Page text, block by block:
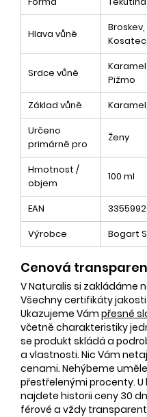
Hlava vůně
Srdce vůně
Pižmo
Základ vůně
Určeno
primárně pro
Ženy
Hmotnost /
objem
100 ml
EAN
Výrobce
Bogart
Cenová
V Naturalis si zakládáme
Všechny certifikáty
Ukazujeme Vám přesné
včetně charakteristiky
se produkt skládá a
a vlastnosti. Nic Vám
cenami. Nehýbeme
přestřelenými procenty.
najdete historii ceny 30
férové a vždy